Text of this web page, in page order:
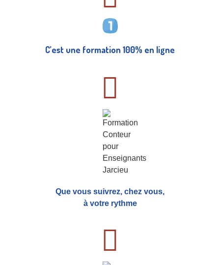
C’est une formation 100% en ligne
Que vous suivrez, chez vous,
à votre rythme